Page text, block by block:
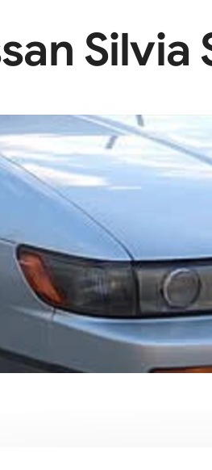
Silvia